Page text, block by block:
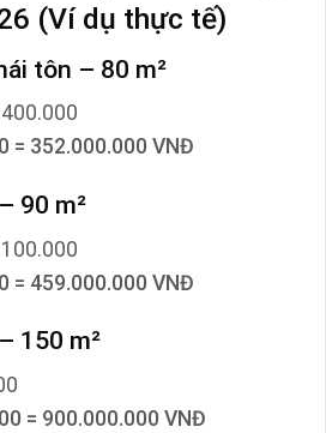
(Ví dụ thực tế)
tôn – 80 m²
= 352.000.000 VNĐ
90 m²
= 459.000.000 VNĐ
150 m²
= 900.000.000 VNĐ